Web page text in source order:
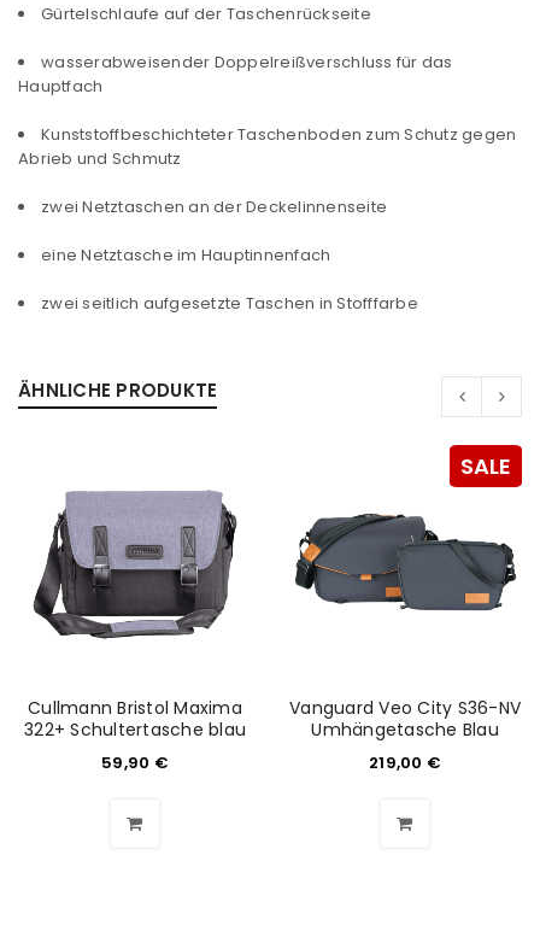
Gürtelschlaufe auf der Taschenrückseite
wasserabweisender Doppelreißverschluss für das
Hauptfach
Kunststoffbeschichteter Taschenboden zum Schutz gegen
Abrieb und Schmutz
zwei Netztaschen an der Deckelinnenseite
eine Netztasche im Hauptinnenfach
zwei seitlich aufgesetzte Taschen in Stofffarbe
ÄHNLICHE PRODUKTE
Cullmann Bristol Maxima
322+ Schultertasche blau
59,90 €
SALE
Vanguard Veo City S36-NV
Umhängetasche Blau
219,00 €